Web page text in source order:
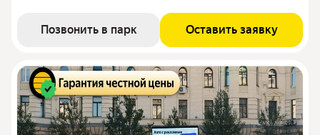
Позвонить в парк Оставить заявку